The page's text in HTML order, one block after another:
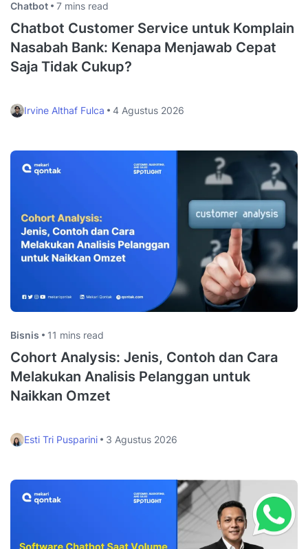
Chatbot 7 mins read
Chatbot Customer Service untuk Komplain
Nasabah Bank: Kenapa Menjawab Cepat
Saja Tidak Cukup?
Irvine Althaf Fulca 4 Agustus 2026
Bisnis 11 mins read
Cohort Analysis: Jenis, Contoh dan Cara
Melakukan Analisis Pelanggan untuk
Naikkan Omzet
Esti Tri Pusparini 3 Agustus 2026